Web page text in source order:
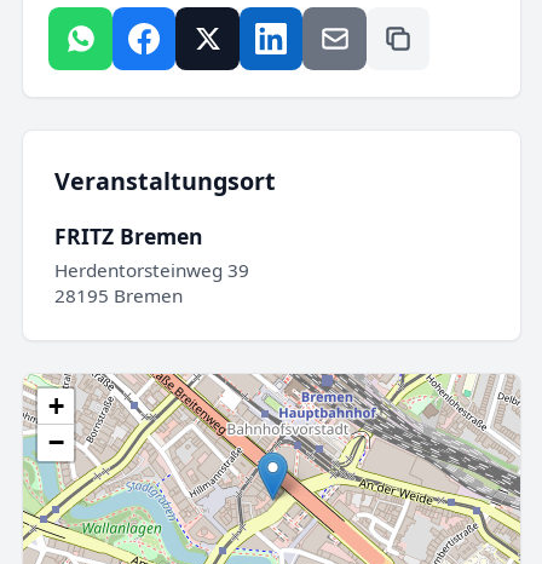
Veranstaltungsort
FRITZ Bremen
Herdentorsteinweg 39
28195 Bremen
+
−